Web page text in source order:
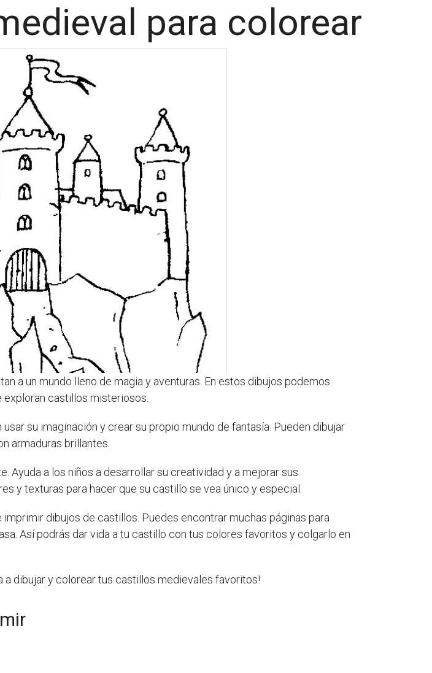
para colorear
a un mundo lleno de magia y aventuras. En estos dibujos podemos
castillos misteriosos.
su imaginación y crear su propio mundo de fantasía. Pueden dibujar
armaduras brillantes.
a los niños a desarrollar su creatividad y a mejorar sus
y texturas para hacer que su castillo se vea único y especial.
dibujos de castillos. Puedes encontrar muchas páginas para
Así podrás dar vida a tu castillo con tus colores favoritos y colgarlo en
a dibujar y colorear tus castillos medievales favoritos!